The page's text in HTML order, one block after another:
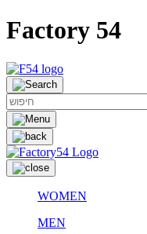
Factory 54
WOMEN
MEN